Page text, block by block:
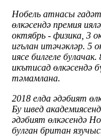
Нобель атнасы
өлкәсендә премия
октябрь - физика, 3
игълан итәчәкләр. 5
иясе билгеле
икътисад өлкәсендә
тәмамлана.
2018 елда әдәбият
Бу швед
әдәбият өлкәсендә
булган британ